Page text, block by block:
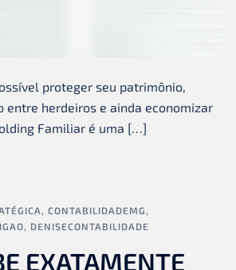
proteger seu patrimônio,
entre herdeiros e ainda economizar
Familiar é uma […]
CONTABILIDADEMG
DENISECONTABILIDADE
EXATAMENTE